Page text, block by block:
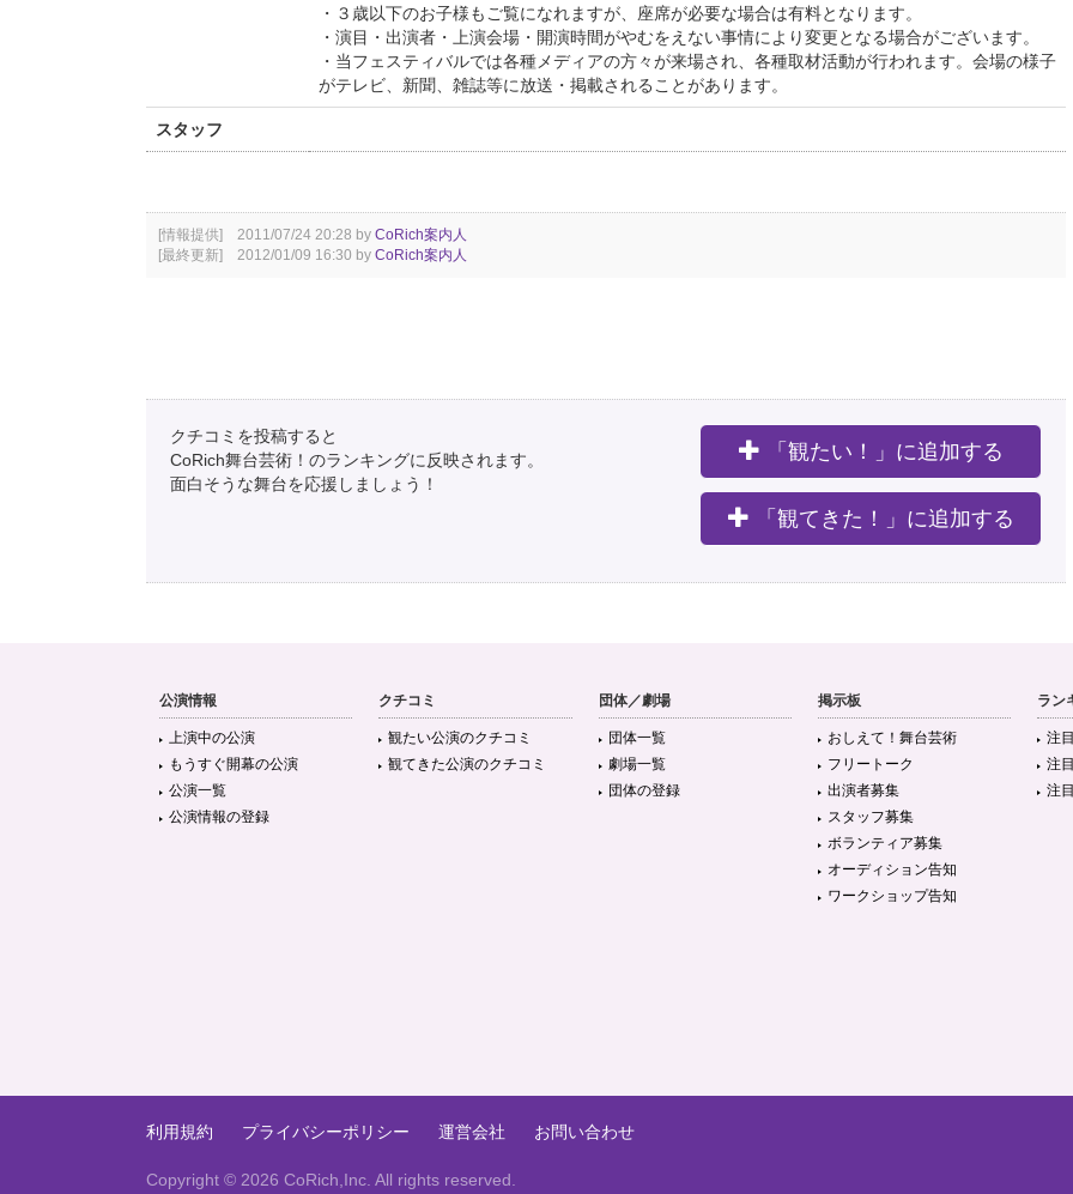
・３歳以下のお子様もご覧になれますが、座席が必要な場合は有料となります。
・演目・出演者・上演会場・開演時間がやむをえない事情により変更となる場合がございます。
・当フェスティバルでは各種メディアの方々が来場され、各種取材活動が行われます。会場の様子
がテレビ、新聞、雑誌等に放送・掲載されることがあります。
スタッフ
[情報提供] 2011/07/24 20:28 by CoRich案内人
[最終更新] 2012/01/09 16:30 by CoRich案内人
クチコミを投稿すると
CoRich舞台芸術！のランキングに反映されます。
面白そうな舞台を応援しましょう！
「観たい！」に追加する
「観てきた！」に追加する
公演情報
上演中の公演
もうすぐ開幕の公演
公演一覧
公演情報の登録
クチコミ
観たい公演のクチコミ
観てきた公演のクチコミ
団体／劇場
団体一覧
劇場一覧
団体の登録
掲示板
おしえて！舞台芸術
フリートーク
出演者募集
スタッフ募集
ボランティア募集
オーディション告知
ワークショップ告知
ラン
注
注
注
利用規約 プライバシーポリシー 運営会社 お問い合わせ
Copyright © 2026 CoRich,Inc. All rights reserved.